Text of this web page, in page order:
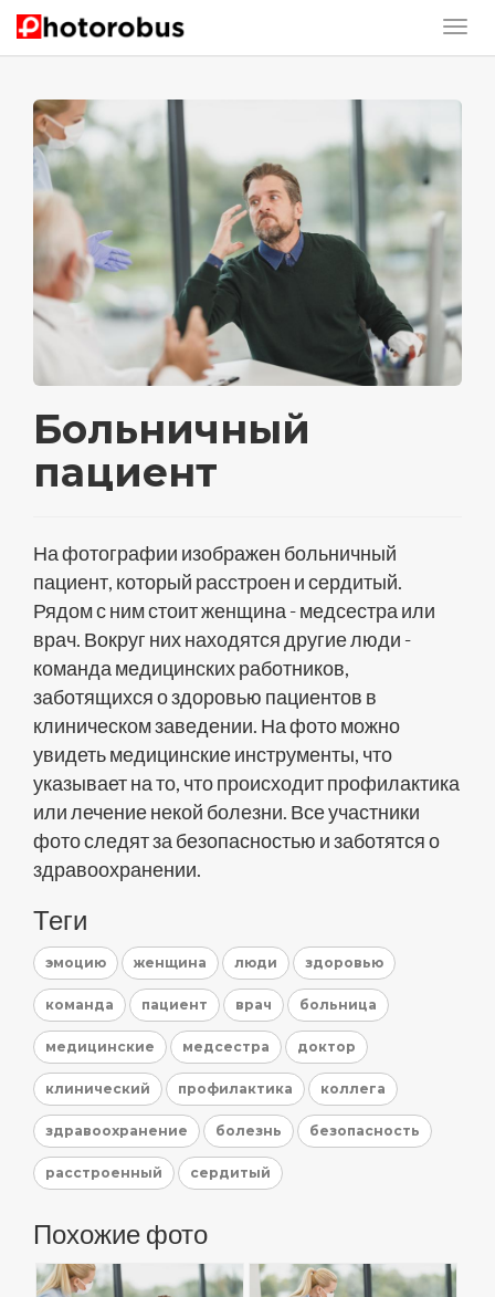
Больничный
пациент
На фотографии изображен больничный
пациент, который расстроен и сердитый.
Рядом с ним стоит женщина - медсестра или
врач. Вокруг них находятся другие люди -
команда медицинских работников,
заботящихся о здоровью пациентов в
клиническом заведении. На фото можно
увидеть медицинские инструменты, что
указывает на то, что происходит профилактика
или лечение некой болезни. Все участники
фото следят за безопасностью и заботятся о
здравоохранении.
Теги
эмоцию женщина люди здоровью
команда пациент врач больница
медицинские медсестра доктор
клинический профилактика коллега
здравоохранение болезнь безопасность
расстроенный сердитый
Похожие фото